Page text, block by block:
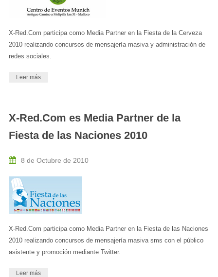
X-Red.Com participa como Media Partner en la Fiesta de la Cerveza
2010 realizando concursos de mensajería masiva y administración de
redes sociales.
Leer más
X-Red.Com es Media Partner de la
Fiesta de las Naciones 2010
8 de Octubre de 2010
X-Red.Com participa como Media Partner en la Fiesta de las Naciones
2010 realizando concursos de mensajería masiva sms con el público
asistente y promoción mediante Twitter.
Leer más